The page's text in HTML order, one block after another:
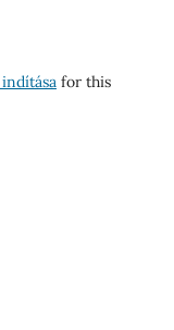
for this